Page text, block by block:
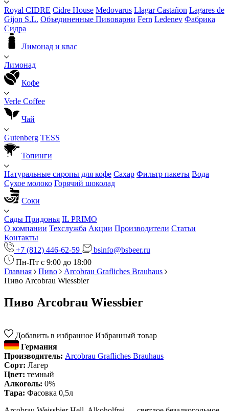
Royal CIDRE Cidre House Medovarus Llagar Castañon Lagares de
Gijon S.L. Объединенные Пивоварни Fern Ledenev Фабрика
Сидра
Лимонад и квас
Лимонад
Кофе
Verle Coffee
Чай
Gutenberg TESS
Топинги
Натуральные сиропы для кофе Сахар Фильтр пакеты Вода
Сухое молоко Горячий шоколад
Соки
Сады Придонья IL PRIMO
О компании Техслужба Акции Производители Статьи
Контакты
+7 (812) 446-62-59
bsinfo@bsbeer.ru
Пн-Пт с 9:00 до 18:00
Главная
Пиво
Arcobrau Grafliches Brauhaus
Пиво Arcobrau Wiessbier
Пиво Arcobrau Wiessbier
Добавить в избранное Избранный товар
Германия
Производитель: Arcobrau Grafliches Brauhaus
Сорт: Лагер
Цвет: темный
Алкоголь: 0%
Тара: Фасовка 0,5л